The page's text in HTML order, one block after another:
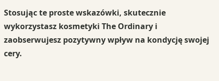
Stosując te proste wskazówki, skutecznie
wykorzystasz kosmetyki The Ordinary i
zaobserwujesz pozytywny wpływ na kondycję swojej
cery.